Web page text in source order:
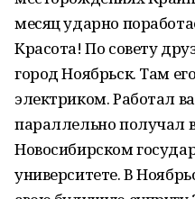
месяц ударно
Красота! По совету
город Ноябрьск. Там
электриком. Работал
параллельно получал
Новосибирском
университете. В